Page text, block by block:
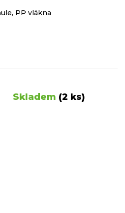
Skladem (2 ks)
PP vlákna